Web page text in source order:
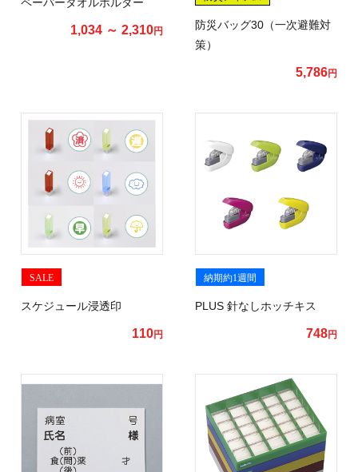
1,034 ～ 2,310円
防災バッグ30（一次避難対
策）
5,786円
SALE
スケジュール浸透印
110円
納期約1週間
PLUS 針なしホッチキス
748円